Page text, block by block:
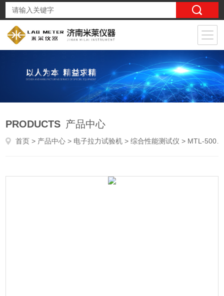
PRODUCTS 产品中心
首页 > 产品中心 > 电子拉力试验机 >综合性能测试仪 > MTL-500NISO7886注射器护帽拔出力测试仪